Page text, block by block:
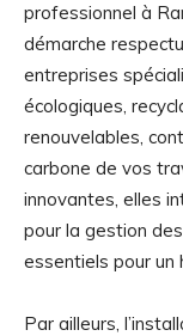
professionnel à
démarche
entreprises
écologiques,
renouvelables,
carbone de vos
innovantes, elles
pour la gestion
essentiels pour un
Par ailleurs,